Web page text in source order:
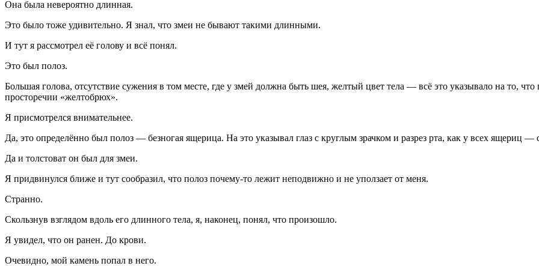
Она была невероятно длинная.
Это было тоже удивительно. Я знал, что змеи не бывают такими длинными.
И тут я рассмотрел её голову и всё понял.
Это был полоз.
Большая голова, отсутствие сужения в том месте, где у змей должна быть шея, желтый цвет тела — всё это указывало на то,
просторечии «желтобрюх».
Я присмотрелся внимательнее.
Да, это определённо был полоз — безногая ящерица. На это указывал глаз с круглым зрачком и разрез рта, как у всех ящериц
Да и толстоват он был для змеи.
Я придвинулся ближе и тут сообразил, что полоз почему-то лежит неподвижно и не уползает от меня.
Странно.
Скользнув взглядом вдоль его длинного тела, я, наконец, понял, что произошло.
Я увидел, что он ранен. До крови.
Очевидно, мой камень попал в него.